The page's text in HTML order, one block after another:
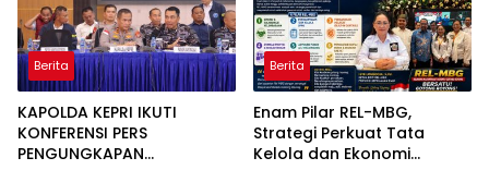
Berita
KAPOLDA KEPRI IKUTI
KONFERENSI PERS
PENGUNGKAPAN
Berita
Enam Pilar REL-MBG,
Strategi Perkuat Tata
Kelola dan Ekonomi